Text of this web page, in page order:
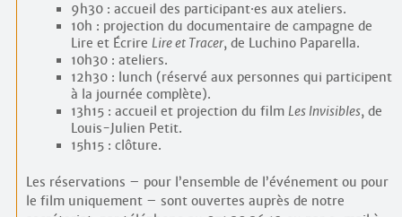
9h30 : accueil des participant·es aux ateliers.
10h : projection du documentaire de campagne de
Lire et Écrire Lire et Tracer, de Luchino Paparella.
10h30 : ateliers.
12h30 : lunch (réservé aux personnes qui participent
à la journée complète).
13h15 : accueil et projection du film Les Invisibles, de
Louis-Julien Petit.
15h15 : clôture.
Les réservations – pour l’ensemble de l’événement ou pour
le film uniquement – sont ouvertes auprès de notre